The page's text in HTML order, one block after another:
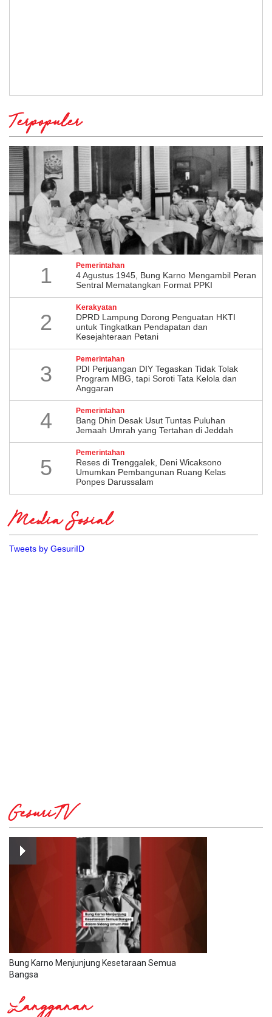
Terpopuler
1 Pemerintahan
4 Agustus 1945, Bung Karno Mengambil Peran
Sentral Mematangkan Format PPKI
2
Kerakyatan
DPRD Lampung Dorong Penguatan HKTI
untuk Tingkatkan Pendapatan dan
Kesejahteraan Petani
3
Pemerintahan
PDI Perjuangan DIY Tegaskan Tidak Tolak
Program MBG, tapi Soroti Tata Kelola dan
Anggaran
4 Pemerintahan
Bang Dhin Desak Usut Tuntas Puluhan
Jemaah Umrah yang Tertahan di Jeddah
5
Pemerintahan
​Reses di Trenggalek, Deni Wicaksono
Umumkan Pembangunan Ruang Kelas
Ponpes Darussalam
Media Sosial
Tweets by GesuriID
GesuriTV
Bung Karno Menjunjung Kesetaraan Semua
Bangsa
Langganan